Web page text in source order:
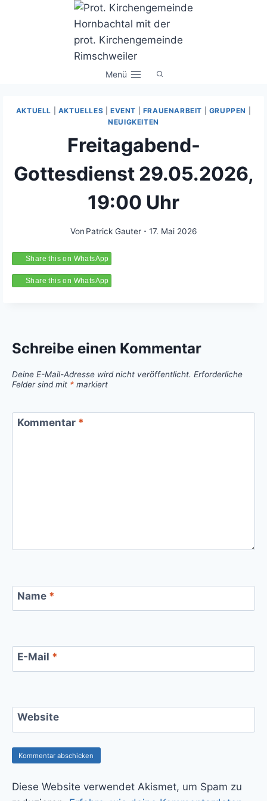
Menü
AKTUELL AKTUELLES |EVENT FRAUENARBEIT GRUPPEN
NEUIGKEITEN
Freitagabend-
Gottesdienst 29.05.2026,
19:00 Uhr
Von Patrick Gauter 17. Mai 2026
Share this on WhatsApp
Share this on WhatsApp
Schreibe einen Kommentar
Deine E-Mail-Adresse wird nicht veröffentlicht. Erforderliche
Felder sind mit * markiert
Kommentar *
Name *
E-Mail *
Website
Diese Website verwendet Akismet, um Spam zu